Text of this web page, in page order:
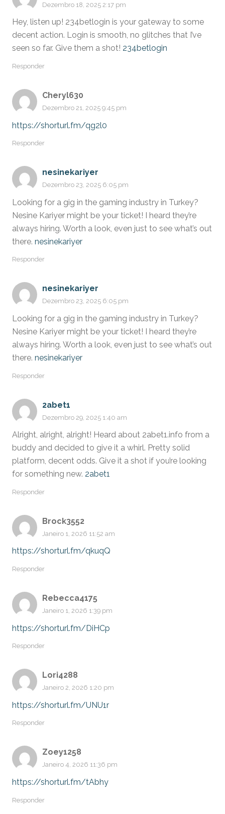
Dezembro 18, 2025 2:17 pm
Hey, listen up! 234betlogin is your gateway to some
decent action. Login is smooth, no glitches that I’ve
seen so far. Give them a shot! 234betlogin
Responder
Cheryl630
Dezembro 21, 2025 9:45 pm
https://shorturl.fm/qg2l0
Responder
nesinekariyer
Dezembro 23, 2025 6:05 pm
Looking for a gig in the gaming industry in Turkey?
Nesine Kariyer might be your ticket! I heard they’re
always hiring. Worth a look, even just to see what’s out
there. nesinekariyer
Responder
nesinekariyer
Dezembro 23, 2025 6:05 pm
Looking for a gig in the gaming industry in Turkey?
Nesine Kariyer might be your ticket! I heard they’re
always hiring. Worth a look, even just to see what’s out
there. nesinekariyer
Responder
2abet1
Dezembro 29, 2025 1:40 am
Alright, alright, alright! Heard about 2abet1.info from a
buddy and decided to give it a whirl. Pretty solid
platform, decent odds. Give it a shot if you’re looking
for something new. 2abet1
Responder
Brock3552
Janeiro 1, 2026 11:52 am
https://shorturl.fm/qkuqQ
Responder
Rebecca4175
Janeiro 1, 2026 1:39 pm
https://shorturl.fm/DiHCp
Responder
Lori4288
Janeiro 2, 2026 1:20 pm
https://shorturl.fm/UNU1r
Responder
Zoey1258
Janeiro 4, 2026 11:36 pm
https://shorturl.fm/tAbhy
Responder